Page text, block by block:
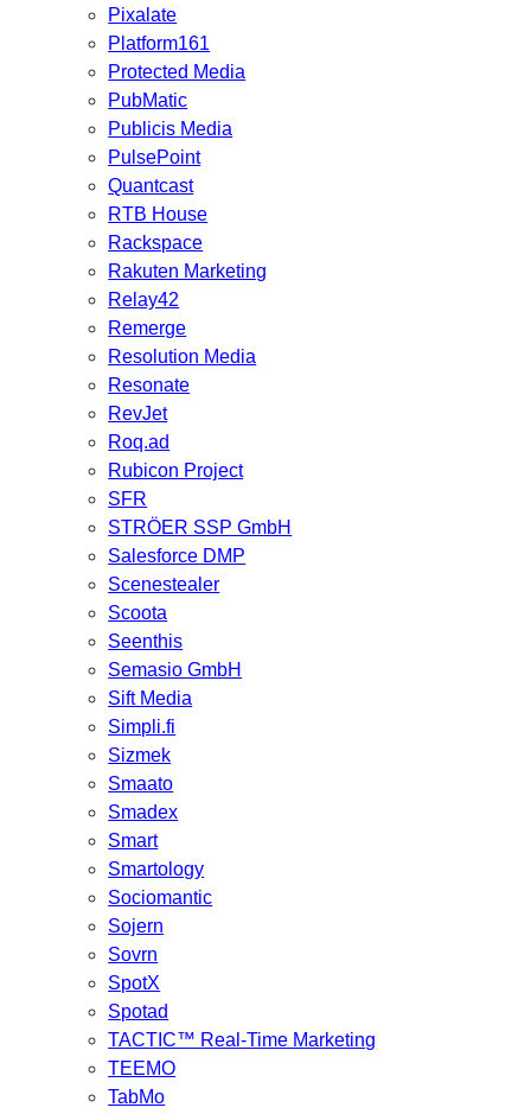
Pixalate
Platform161
Protected Media
PubMatic
Publicis Media
PulsePoint
Quantcast
RTB House
Rackspace
Rakuten Marketing
Relay42
Remerge
Resolution Media
Resonate
RevJet
Roq.ad
Rubicon Project
SFR
STRÖER SSP GmbH
Salesforce DMP
Scenestealer
Scoota
Seenthis
Semasio GmbH
Sift Media
Simpli.fi
Sizmek
Smaato
Smadex
Smart
Smartology
Sociomantic
Sojern
Sovrn
SpotX
Spotad
TACTIC™ Real-Time Marketing
TEEMO
TabMo